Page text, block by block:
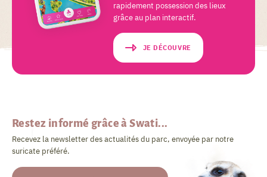
rapidement possession des lieux
grâce au plan interactif.
JE DÉCOUVRE
Restez informé grâce à Swati...
Recevez la newsletter des actualités du parc, envoyée par notre
suricate préféré.